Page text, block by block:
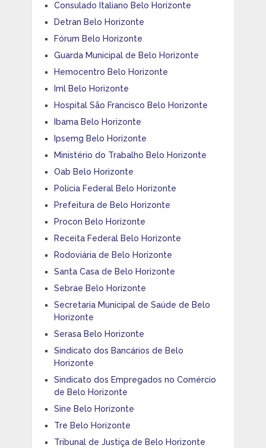
Consulado Italiano Belo Horizonte
Detran Belo Horizonte
Fórum Belo Horizonte
Guarda Municipal de Belo Horizonte
Hemocentro Belo Horizonte
Iml Belo Horizonte
Hospital São Francisco Belo Horizonte
Ibama Belo Horizonte
Ipsemg Belo Horizonte
Ministério do Trabalho Belo Horizonte
Oab Belo Horizonte
Polícia Federal Belo Horizonte
Prefeitura de Belo Horizonte
Procon Belo Horizonte
Receita Federal Belo Horizonte
Rodoviária de Belo Horizonte
Santa Casa de Belo Horizonte
Sebrae Belo Horizonte
Secretaria Municipal de Saúde de Belo
Horizonte
Serasa Belo Horizonte
Sindicato dos Bancários de Belo
Horizonte
Sindicato dos Empregados no Comércio
de Belo Horizonte
Sine Belo Horizonte
Tre Belo Horizonte
Tribunal de Justiça de Belo Horizonte